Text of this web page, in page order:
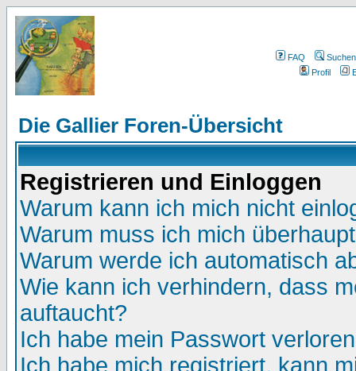
FAQ
Suchen
Profil
Die Gallier Foren-Übersicht
Registrieren und Einloggen
Warum kann ich mich nicht
Warum muss ich mich
Warum werde ich automatisch
Wie kann ich verhindern, dass
auftaucht?
Ich habe mein Passwort
Ich habe mich registriert, kann